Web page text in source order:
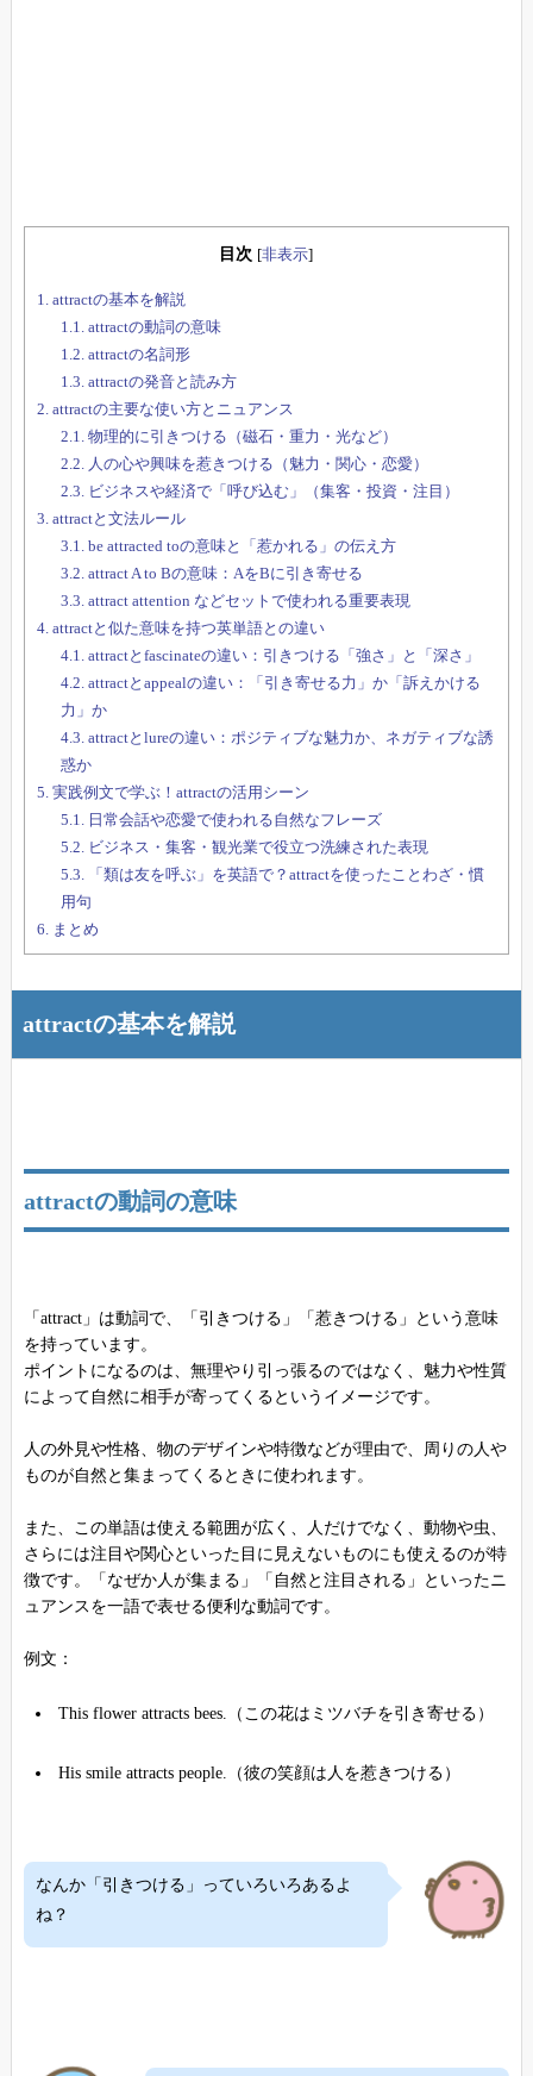
目次 [非表示]
1. attractの基本を解説
1.1. attractの動詞の意味
1.2. attractの名詞形
1.3. attractの発音と読み方
2. attractの主要な使い方とニュアンス
2.1. 物理的に引きつける（磁石・重力・光など）
2.2.
人の心や興味を惹きつける（魅力・関心・恋愛）
2.3. ビジネスや経済で「呼び込む」（集客・投資・注目）
3. attractと文法ルール
3.1. be attracted toの意味と「惹かれる」の伝え方
3.2. attract A to Bの意味：AをBに引き寄せる
3.3. attract attention などセットで使われる重要表現
4. attractと似た意味を持つ英単語との違い
4.1. attractとfascinateの違い：引きつける「強さ」と「深さ」
4.2. attractとappealの違い：「引き寄せる力」か「訴えかける
力」か
4.3. attractとlureの違い：ポジティブな魅力か、ネガティブな誘
惑か
5. 実践例文で学ぶ！attractの活用シーン
5.1.
日常会話や恋愛で使われる自然なフレーズ
5.2. ビジネス・集客・観光業で役立つ洗練された表現
5.3.
「類は友を呼ぶ」を英語で？attractを使ったことわざ・慣
用句
6.
まとめ
attractの基本を解説
attractの動詞の意味
「attract」は動詞で、「引きつける」「惹きつける」という意味
を持っています。
ポイントになるのは、無理やり引っ張るのではなく、魅力や性質
によって自然に相手が寄ってくるというイメージです。
人の外見や性格、物のデザインや特徴などが理由で、周りの人や
ものが自然と集まってくるときに使われます。
また、この単語は使える範囲が広く、人だけでなく、動物や虫、
さらには注目や関心といった目に見えないものにも使えるのが特
徴です。「なぜか人が集まる」「自然と注目される」といったニ
ュアンスを一語で表せる便利な動詞です。
例文：
This flower attracts bees.（この花はミツバチを引き寄せる）
His smile attracts people.（彼の笑顔は人を惹きつける）
なんか「引きつける」っていろいろあるよ
ね？